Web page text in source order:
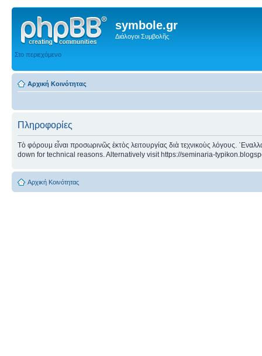
symbole.gr
Διάλογοι Συμβολῆς
Στο περιεχόμενο
Αρχική Κοινότητας
Πληροφορίες
Τὸ φόρουμ εἶναι προσωρινῶς ἐκτὸς λειτουργίας διὰ τεχνικοὺς λόγους.
down for technical reasons. Alternatively visit https://seminaria-
Αρχική Κοινότητας